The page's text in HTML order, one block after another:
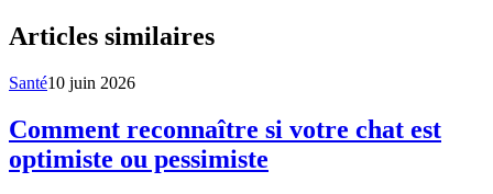
Articles similaires
Santé10 juin 2026
Comment reconnaître si votre chat est
optimiste ou pessimiste